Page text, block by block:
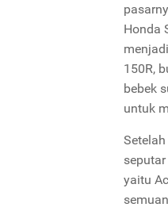
Honda
150R,
bebek
untuk
yaitu